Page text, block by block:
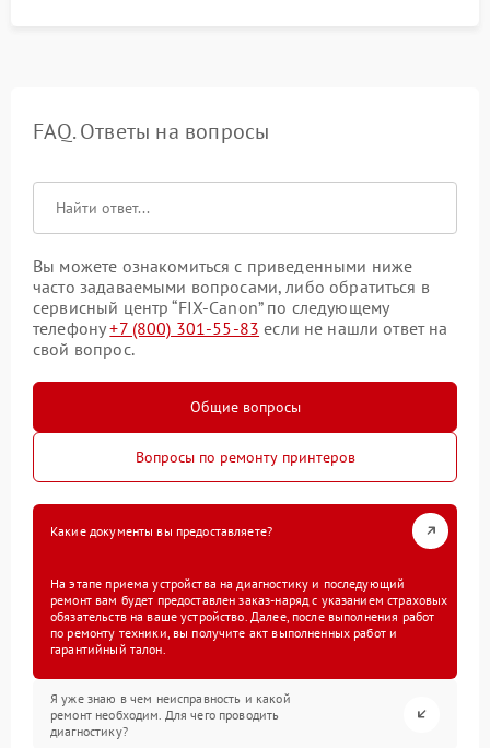
FAQ. Ответы на вопросы
Вы можете ознакомиться с приведенными ниже
часто задаваемыми вопросами, либо обратиться в
сервисный центр “FIX-Canon” по следующему
телефону+7 (800) 301-55-83 если не нашли ответ на
свой вопрос.
Общие вопросы
Вопросы по ремонту принтеров
Какие документы вы предоставляете?
На этапе приема устройства на диагностику и последующий
ремонт вам будет предоставлен заказ-наряд с указанием страховых
обязательств на ваше устройство. Далее, после выполнения работ
по ремонту техники, вы получите акт выполненных работ и
гарантийный талон.
Я уже знаю в чем неисправность и какой
ремонт необходим. Для чего проводить
диагностику?